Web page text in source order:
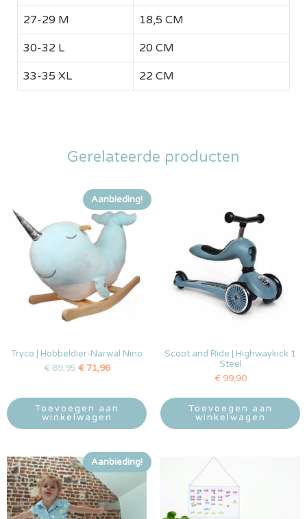
27-29 M 18,5 CM
30-32 L 20 CM
33-35 XL 22 CM
Gerelateerde producten
Aanbieding!
Tryco | Hobbeldier-Narwal Nino
€ 89,95 €71,96
Toevoegen aan
winkelwagen
Scoot and Ride | Highwaykick 1
Steel
€ 99,90
Toevoegen aan
winkelwagen
Aanbieding!